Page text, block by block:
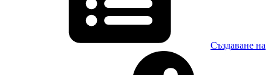
Създаване на